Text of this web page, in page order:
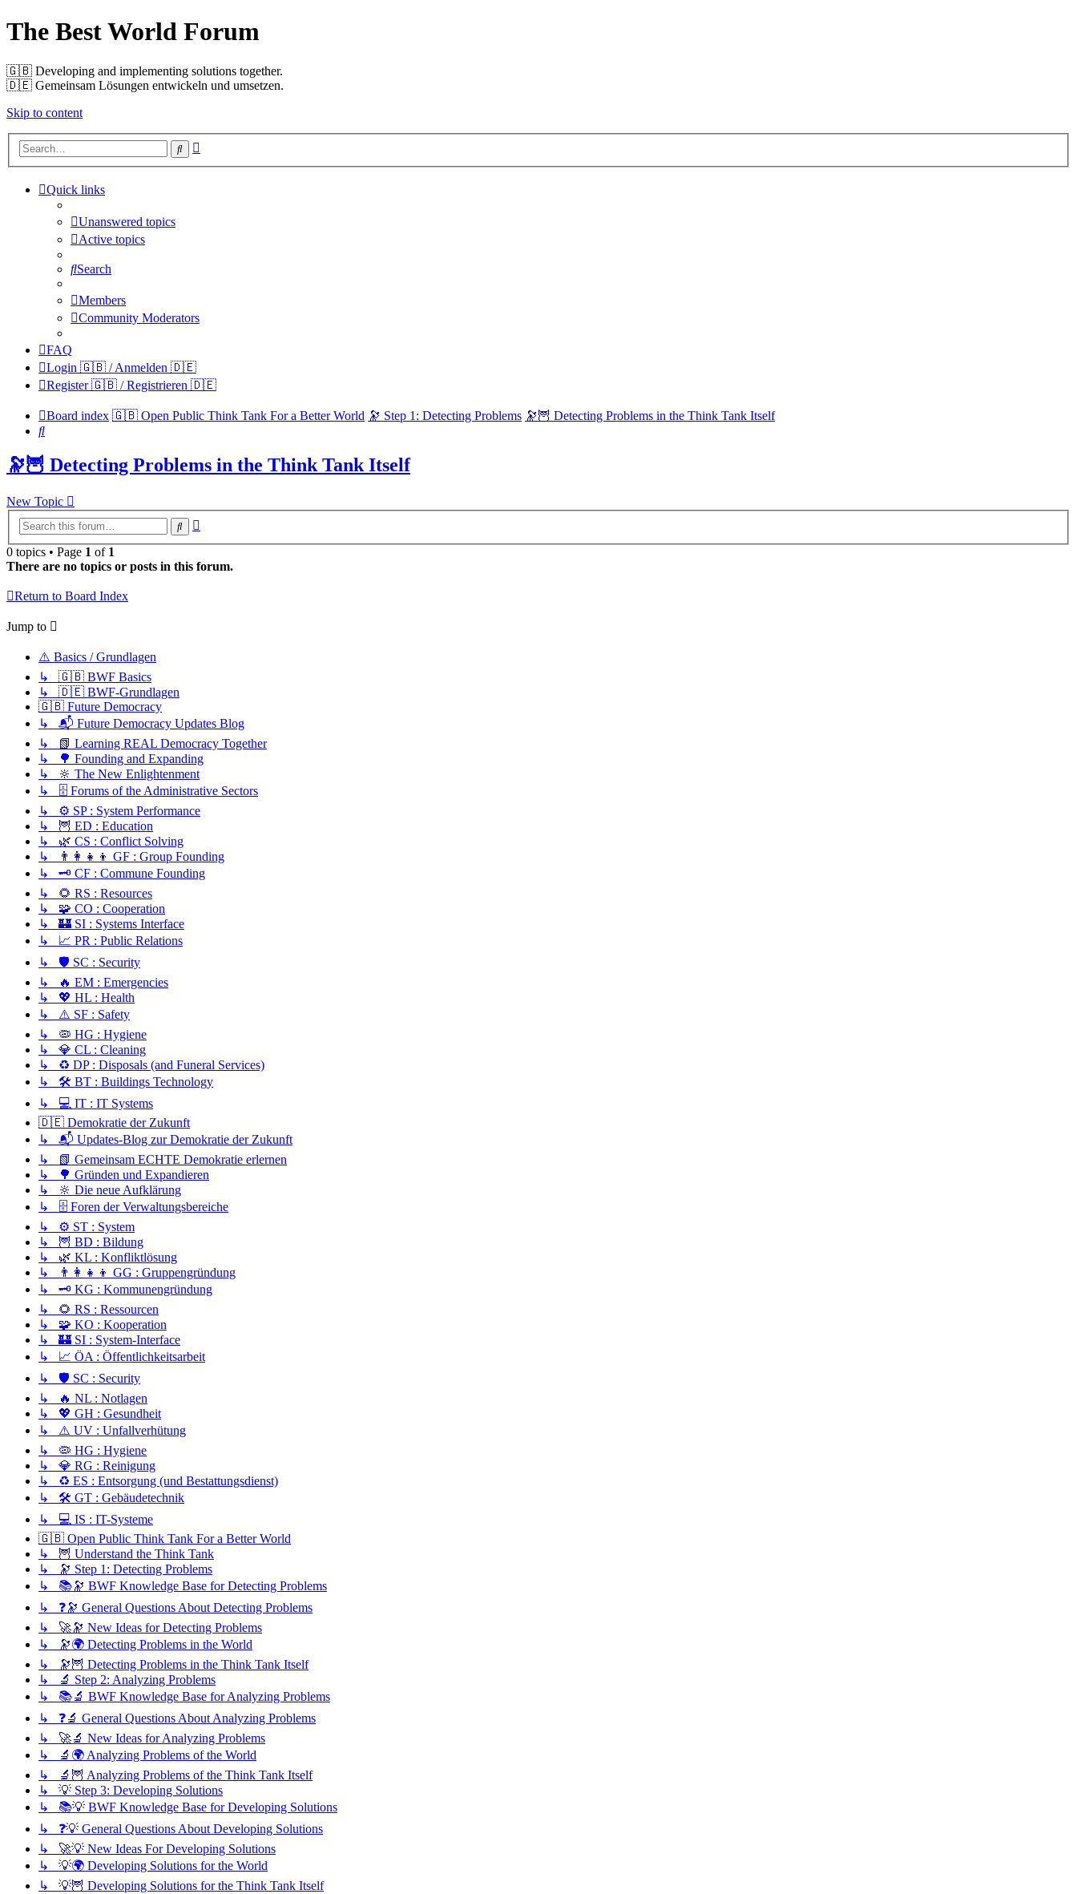
The Best World Forum
🇬🇧️ Developing and implementing solutions together.
🇩🇪️ Gemeinsam Lösungen entwickeln und umsetzen.
Skip to content
Search
Quick links
Unanswered topics
Active topics
Search
Members
Community Moderators
FAQ
Login 🇬🇧 / Anmelden 🇩🇪
Register 🇬🇧 / Registrieren 🇩🇪
Board index 🇬🇧 Open Public Think Tank For a Better World 🔭 Step 1: Detecting Problems 🔭🦉 Detecting Problems in the Think Tank Itself
Search
🔭🦉 Detecting Problems in the Think Tank Itself
New Topic
Search
0 topics • Page 1 of 1
There are no topics or posts in this forum.
Return to Board Index
Jump to
⚠️ Basics / Grundlagen
↳ 🇬🇧 BWF Basics
↳ 🇩🇪 BWF-Grundlagen
🇬🇧 Future Democracy
↳ 📬 Future Democracy Updates Blog
↳ 📗 Learning REAL Democracy Together
↳ 🌳 Founding and Expanding
↳ 🔆 The New Enlightenment
↳ 🗄️ Forums of the Administrative Sectors
↳ ⚙️ SP : System Performance
↳ 🦉 ED : Education
↳ 🌿 CS : Conflict Solving
↳ 👨‍👩‍👧‍👦 GF : Group Founding
↳ 🗝️ CF : Commune Founding
↳ 🌻 RS : Resources
↳ 🧩 CO : Cooperation
↳ 🏰 SI : Systems Interface
↳ 📈 PR : Public Relations
↳ 🛡️ SC : Security
↳ 🔥 EM : Emergencies
↳ 💖 HL : Health
↳ ⚠️ SF : Safety
↳ 🦠 HG : Hygiene
↳ 💎 CL : Cleaning
↳ ♻️ DP : Disposals (and Funeral Services)
↳ 🛠️ BT : Buildings Technology
↳ 💻 IT : IT Systems
🇩🇪 Demokratie der Zukunft
↳ 📬 Updates-Blog zur Demokratie der Zukunft
↳ 📗 Gemeinsam ECHTE Demokratie erlernen
↳ 🌳 Gründen und Expandieren
↳ 🔆 Die neue Aufklärung
↳ 🗄️ Foren der Verwaltungsbereiche
↳ ⚙️ ST : System
↳ 🦉 BD : Bildung
↳ 🌿 KL : Konfliktlösung
↳ 👨‍👩‍👧‍👦 GG : Gruppengründung
↳ 🗝️ KG : Kommunengründung
↳ 🌻 RS : Ressourcen
↳ 🧩 KO : Kooperation
↳ 🏰 SI : System-Interface
↳ 📈 ÖA : Öffentlichkeitsarbeit
↳ 🛡️ SC : Security
↳ 🔥 NL : Notlagen
↳ 💖 GH : Gesundheit
↳ ⚠️ UV : Unfallverhütung
↳ 🦠 HG : Hygiene
↳ 💎 RG : Reinigung
↳ ♻️ ES : Entsorgung (und Bestattungsdienst)
↳ 🛠️ GT : Gebäudetechnik
↳ 💻 IS : IT-Systeme
🇬🇧 Open Public Think Tank For a Better World
↳ 🦉 Understand the Think Tank
↳ 🔭 Step 1: Detecting Problems
↳ 📚🔭 BWF Knowledge Base for Detecting Problems
↳ ❓🔭 General Questions About Detecting Problems
↳ 🚀🔭 New Ideas for Detecting Problems
↳ 🔭🌍 Detecting Problems in the World
↳ 🔭🦉 Detecting Problems in the Think Tank Itself
↳ 🔬 Step 2: Analyzing Problems
↳ 📚🔬 BWF Knowledge Base for Analyzing Problems
↳ ❓🔬 General Questions About Analyzing Problems
↳ 🚀🔬 New Ideas for Analyzing Problems
↳ 🔬🌍 Analyzing Problems of the World
↳ 🔬🦉 Analyzing Problems of the Think Tank Itself
↳ 💡 Step 3: Developing Solutions
↳ 📚💡 BWF Knowledge Base for Developing Solutions
↳ ❓💡 General Questions About Developing Solutions
↳ 🚀💡 New Ideas For Developing Solutions
↳ 💡🌍 Developing Solutions for the World
↳ 💡🦉 Developing Solutions for the Think Tank Itself